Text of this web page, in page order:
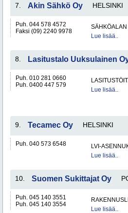
7. Akin Sähkö Oy HELSINKI
Puh. 044 578 4572
Faksi (09) 2240 9978
SÄHKÖALAN
Lue lisää..
8. Lasitustalo Uuksulainen
Puh. 010 281 0660
Puh. 0400 447 579
Lue lisää..
9. Tecamec Oy HELSINKI
Puh. 040 573 6548
LVI-
Lue lisää..
10. Suomen Sukittajat Oy
Puh. 045 140 3551
Puh. 045 140 3554
Lue lisää..